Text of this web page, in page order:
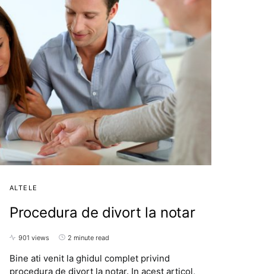
ALTELE
Procedura de divort la notar
901 views 2 minute read
Bine ati venit la ghidul complet privind
procedura de divort la notar. In acest articol,